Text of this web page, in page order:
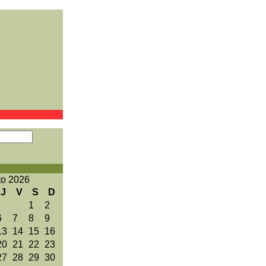
2026
J V S
D
1
2
7 8
9
14 15 16
21 22
23
28 29 30